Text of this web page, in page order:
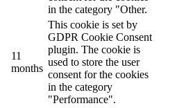
in the category "Other.
11
months
This cookie is set by
GDPR Cookie Consent
plugin. The cookie is
used to store the user
consent for the cookies
in the category
"Performance".